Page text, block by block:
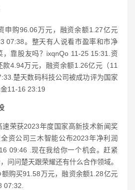
申购96.06万元，融资余额1.27亿元
07:38。整天有人说看市盈率和市净
靠股友吗？ixqnQo 11-25 15:31.资
4.94万元，融资余额1.26亿元（11
楚天数码科技公司被成功评为国家
11-16 23:19
荣获2023年度国家高新技术新闻奖
资公司三木智能公布2023年净利润
09:46 .现在我给你一个机会。赶紧
问问楚天跟荣耀还有什么合作领域。
购买91.58万元，融资余额1.28亿元
07:32.